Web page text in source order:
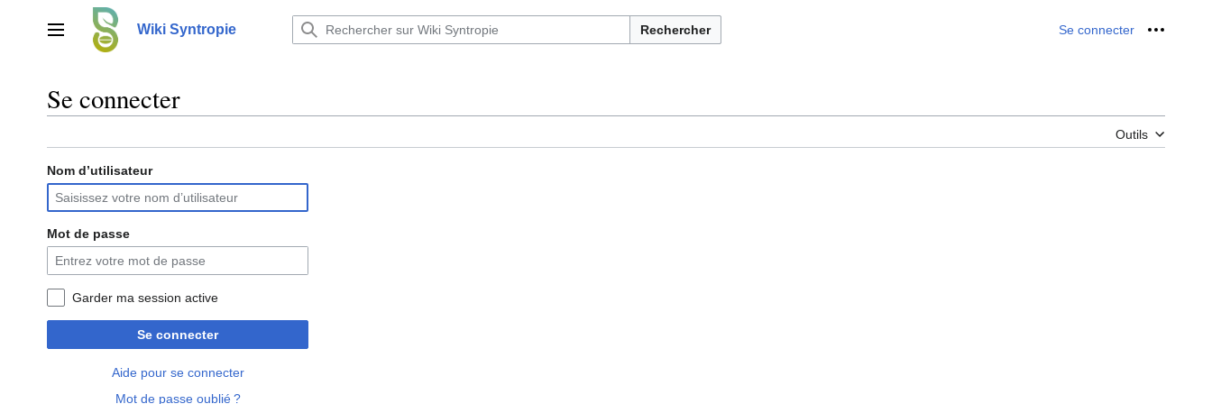
contenu Menu principalWiki Syntropie Rechercher Se connecter Outils
Se connecter
Outils
Nom d’utilisateur
Mot de passe
Garder ma session active
Se connecter
Aide pour se connecter
Mot de passe oublié ?